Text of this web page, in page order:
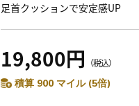
足首クッションで安定感UP
19,800円 （税込）
積算 900 マイル (5倍)